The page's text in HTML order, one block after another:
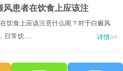
患者在饮食上应该注
饮食上应该注意什么呢？对于白癜风
常饮.....
详情>>